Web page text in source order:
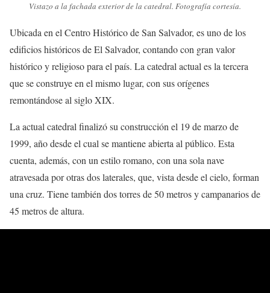
Vistazo a la fachada exterior de la catedral. Fotografía cortesía.
Ubicada en el Centro Histórico de San Salvador, es uno de los
edificios históricos de El Salvador, contando con gran valor
histórico y religioso para el país. La catedral actual es la tercera
que se construye en el mismo lugar, con sus orígenes
remontándose al siglo XIX.
La actual catedral finalizó su construcción el 19 de marzo de
1999, año desde el cual se mantiene abierta al público. Esta
cuenta, además, con un estilo romano, con una sola nave
atravesada por otras dos laterales, que, vista desde el cielo, forman
una cruz. Tiene también dos torres de 50 metros y campanarios de
45 metros de altura.